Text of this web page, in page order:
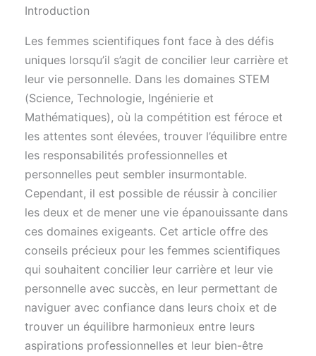
Introduction
Les femmes scientifiques font face à des défis
uniques lorsqu’il s’agit de concilier leur carrière et
leur vie personnelle. Dans les domaines STEM
(Science, Technologie, Ingénierie et
Mathématiques), où la compétition est féroce et
les attentes sont élevées, trouver l’équilibre entre
les responsabilités professionnelles et
personnelles peut sembler insurmontable.
Cependant, il est possible de réussir à concilier
les deux et de mener une vie épanouissante dans
ces domaines exigeants. Cet article offre des
conseils précieux pour les femmes scientifiques
qui souhaitent concilier leur carrière et leur vie
personnelle avec succès, en leur permettant de
naviguer avec confiance dans leurs choix et de
trouver un équilibre harmonieux entre leurs
aspirations professionnelles et leur bien-être